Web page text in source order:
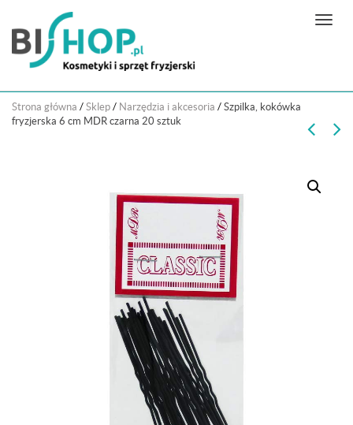
N
g
Strona główna / Sklep / Narzędzia i akcesoria / Szpilka, kokówka
fryzjerska 6 cm MDR czarna 20 sztuk